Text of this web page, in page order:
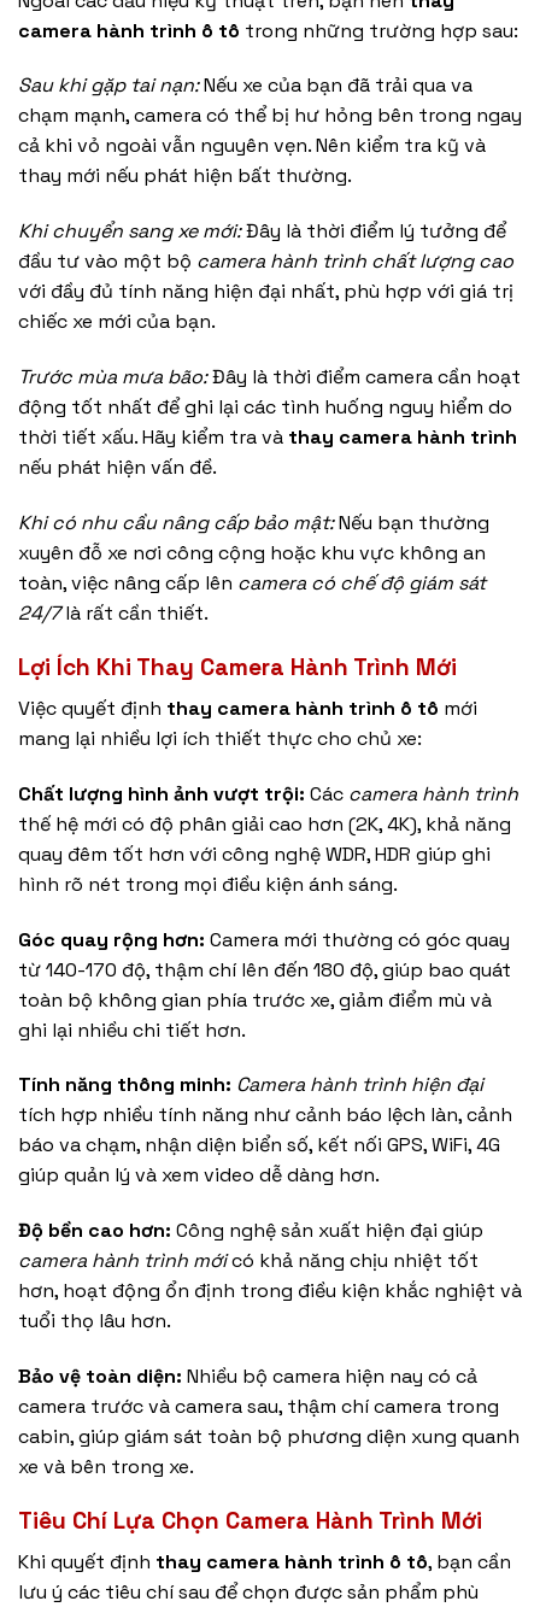
camera hành trình ô tô trong những trường hợp sau:
Sau khi gặp tai nạn:Nếu xe của bạn đã trải qua va
chạm mạnh, camera có thể bị hư hỏng bên trong ngay
cả khi vỏ ngoài vẫn nguyên vẹn. Nên kiểm tra kỹ và
thay mới nếu phát hiện bất thường.
Khi chuyển sang xe mới:Đây là thời điểm lý tưởng để
đầu tư vào một bộ camera hành trình chất lượng cao
với đầy đủ tính năng hiện đại nhất, phù hợp với giá trị
chiếc xe mới của bạn.
Trước mùa mưa bão:Đây là thời điểm camera cần hoạt
động tốt nhất để ghi lại các tình huống nguy hiểm do
thời tiết xấu. Hãy kiểm tra và thay camera hành trình
nếu phát hiện vấn đề.
Khi có nhu cầu nâng cấp bảo mật:Nếu bạn thường
xuyên đỗ xe nơi công cộng hoặc khu vực không an
toàn, việc nâng cấp lên camera có chế độ giám sát
24/7là rất cần thiết.
Lợi Ích Khi Thay Camera Hành Trình Mới
Việc quyết định thay camera hành trình ô tô mới
mang lại nhiều lợi ích thiết thực cho chủ xe:
Chất lượng hình ảnh vượt trội: Các camera hành trình
thế hệ mới có độ phân giải cao hơn (2K, 4K), khả năng
quay đêm tốt hơn với công nghệ WDR, HDR giúp ghi
hình rõ nét trong mọi điều kiện ánh sáng.
Góc quay rộng hơn: Camera mới thường có góc quay
từ 140-170 độ, thậm chí lên đến 180 độ, giúp bao quát
toàn bộ không gian phía trước xe, giảm điểm mù và
ghi lại nhiều chi tiết hơn.
Tính năng thông minh: Camera hành trình hiện đại
tích hợp nhiều tính năng như cảnh báo lệch làn, cảnh
báo va chạm, nhận diện biển số, kết nối GPS, WiFi, 4G
giúp quản lý và xem video dễ dàng hơn.
Độ bền cao hơn: Công nghệ sản xuất hiện đại giúp
camera hành trình mớicó khả năng chịu nhiệt tốt
hơn, hoạt động ổn định trong điều kiện khắc nghiệt và
tuổi thọ lâu hơn.
Bảo vệ toàn diện: Nhiều bộ camera hiện nay có cả
camera trước và camera sau, thậm chí camera trong
cabin, giúp giám sát toàn bộ phương diện xung quanh
xe và bên trong xe.
Tiêu Chí Lựa Chọn Camera Hành Trình Mới
Khi quyết định thay camera hành trình ô tô, bạn cần
lưu ý các tiêu chí sau để chọn được sản phẩm phù